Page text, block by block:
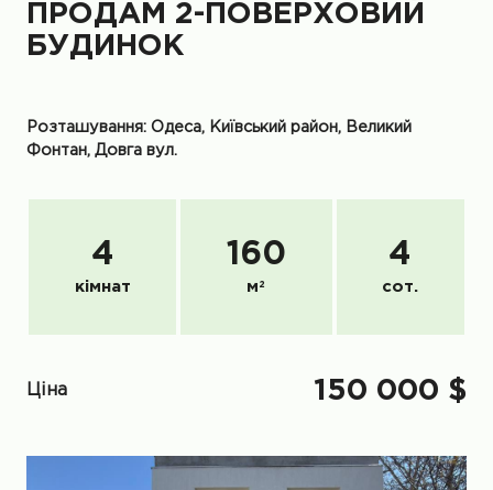
ПРОДАМ 2-ПОВЕРХОВИЙ
БУДИНОК
Розташування: Одеса, Київський район, Великий
Фонтан, Довга вул.
4
кімнат
160
м 2
4
сот.
Ціна 150 000 $